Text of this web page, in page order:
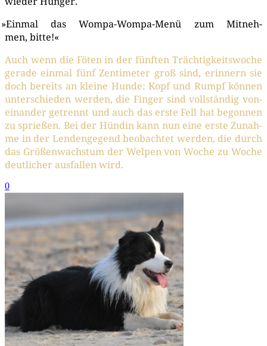
»Ein­mal das Wom­pa-Wom­pa-Menü zum Mit­neh­
men, bitte!«
Auch wenn die Föten in der fünf­ten Träch­tig­keits­wo­che
gera­de ein­mal fünf Zen­ti­me­ter groß sind, erin­nern sie
doch bereits an klei­ne Hun­de: Kopf und Rumpf kön­nen
unter­schie­den wer­den, die Fin­ger sind voll­stän­dig von­
ein­an­der getrennt und auch das ers­te Fell hat begon­nen
zu sprie­ßen. Bei der Hün­din kann nun eine ers­te Zunah­
me in der Len­den­ge­gend beob­ach­tet wer­den, die durch
das Grö­ßen­wachs­tum der Wel­pen von Woche zu Woche
deut­li­cher aus­fal­len wird.
0